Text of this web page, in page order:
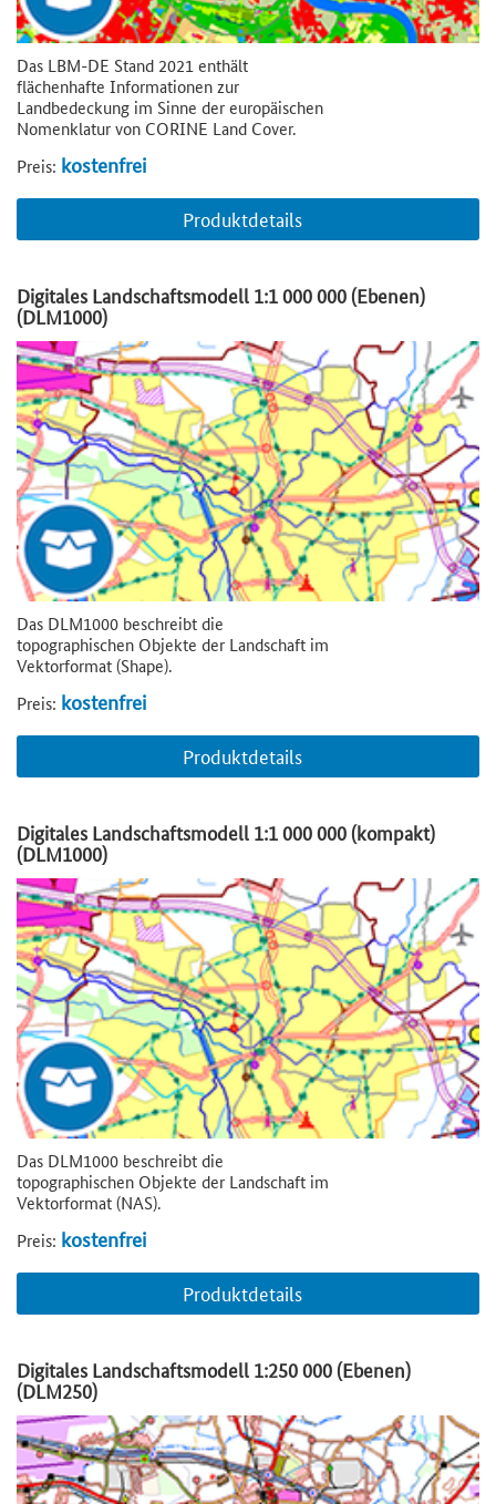
Das LBM-DE Stand 2021 enthält
flächenhafte Informationen zur
Landbedeckung im Sinne der europäischen
Nomenklatur von CORINE Land Cover.
Preis: kostenfrei
Produktdetails
Digitales Landschaftsmodell 1:1 000 000 (Ebenen)
(DLM1000)
Das DLM1000 beschreibt die
topographischen Objekte der Landschaft im
Vektorformat (Shape).
Preis: kostenfrei
Produktdetails
Digitales Landschaftsmodell 1:1 000 000 (kompakt)
(DLM1000)
Das DLM1000 beschreibt die
topographischen Objekte der Landschaft im
Vektorformat (NAS).
Preis: kostenfrei
Produktdetails
Digitales Landschaftsmodell 1:250 000 (Ebenen)
(DLM250)